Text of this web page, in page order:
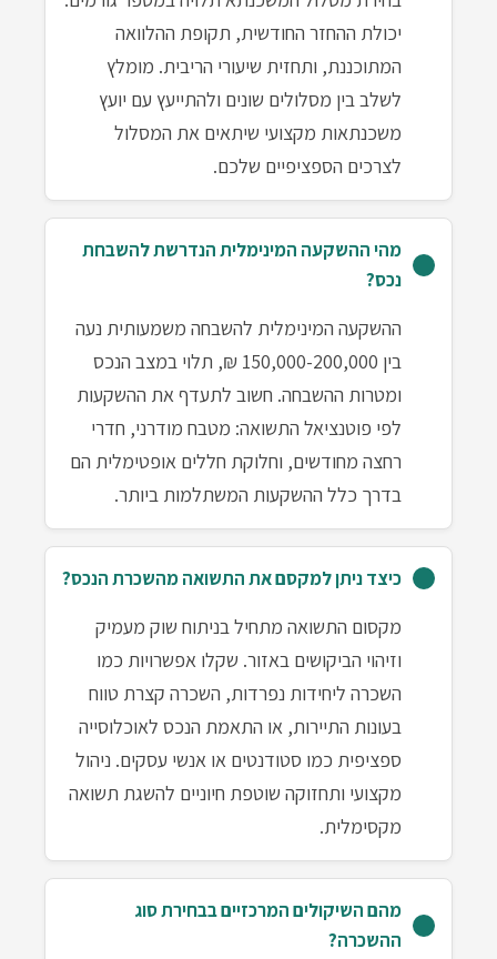
יכולת ההחזר החודשית, תקופת ההלוואה
המתוכננת, ותחזית שיעורי הריבית. מומלץ
לשלב בין מסלולים שונים ולהתייעץ עם יועץ
משכנתאות מקצועי שיתאים את המסלול
לצרכים הספציפיים שלכם.
מהי ההשקעה המינימלית הנדרשת להשבחת
נכס?
ההשקעה המינימלית להשבחה משמעותית נעה
בין 150,000-200,000 ₪, תלוי במצב הנכס
ומטרות ההשבחה. חשוב לתעדף את ההשקעות
לפי פוטנציאל התשואה: מטבח מודרני, חדרי
רחצה מחודשים, וחלוקת חללים אופטימלית הם
בדרך כלל ההשקעות המשתלמות ביותר.
כיצד ניתן למקסם את התשואה מהשכרת הנכס?
מקסום התשואה מתחיל בניתוח שוק מעמיק
וזיהוי הביקושים באזור. שקלו אפשרויות כמו
השכרה ליחידות נפרדות, השכרה קצרת טווח
בעונות התיירות, או התאמת הנכס לאוכלוסייה
ספציפית כמו סטודנטים או אנשי עסקים. ניהול
מקצועי ותחזוקה שוטפת חיוניים להשגת תשואה
מקסימלית.
מהם השיקולים המרכזיים בבחירת סוג
ההשכרה?